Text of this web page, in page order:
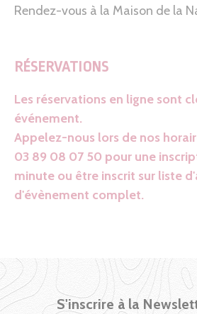
Rendez-vous à la Maison de la
RÉSERVATIONS
Les réservations en ligne sont
événement.
Appelez-nous lors de nos
03 89 08 07 50 pour une
minute ou être inscrit sur liste
d'évènement complet.
S'inscrire à la